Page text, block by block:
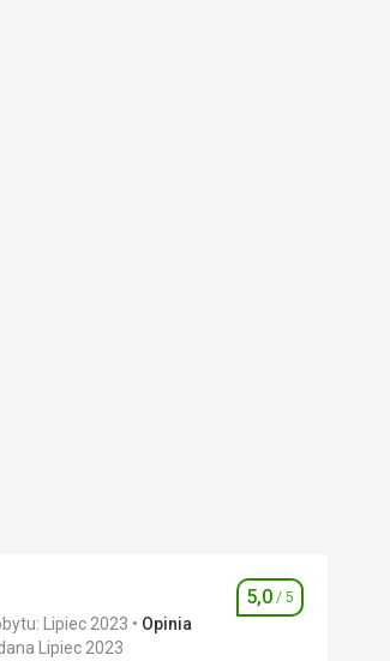
Ocena
5,0 / 5
Lipiec 2023
Opinia
Lipiec 2023